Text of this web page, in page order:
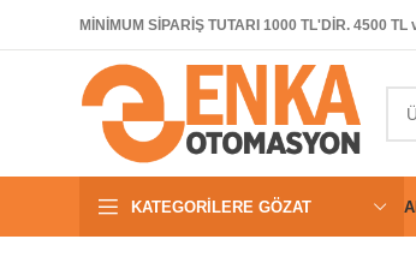
MİNİMUM SİPARİŞ TUTARI 1000 TL'DİR. 4500
KATEGORILERE GÖZAT